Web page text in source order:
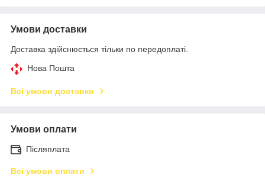
Умови доставки
Доставка здійснюється тільки по передоплаті.
Нова Пошта
Всі умови доставки
Умови оплати
Післяплата
Всі умови оплати